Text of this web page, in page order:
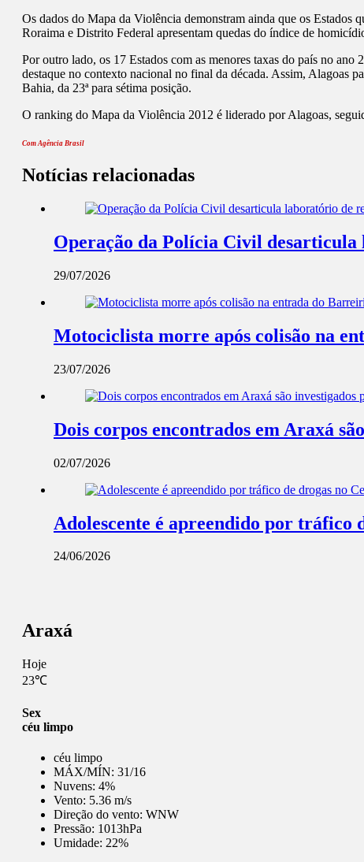
Os dados do Mapa da Violência demonstram ainda que os Estados
Roraima e Distrito Federal apresentam quedas do índice de
Por outro lado, os 17 Estados com as menores taxas do país no
destaque no contexto nacional no final da década. Assim, Alagoas
Bahia, da 23ª para sétima posição.
O ranking do Mapa da Violência 2012 é liderado por Alagoas,
Com Agência Brasil
Notícias relacionadas
Operação da Polícia Civil desarticula
29/07/2026
Motociclista morre após colisão na
23/07/2026
Dois corpos encontrados em Araxá
02/07/2026
Adolescente é apreendido por tráfico
24/06/2026
Araxá
Hoje
23℃
Sex
céu limpo
céu limpo
MÁX/MÍN: 31/16
Nuvens: 4%
Vento: 5.36 m/s
Direção do vento: WNW
Pressão: 1013hPa
Umidade: 22%